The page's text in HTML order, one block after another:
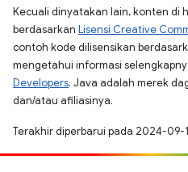
Kecuali dinyatakan lain, konten di
berdasarkan Lisensi Creative
contoh kode dilisensikan
mengetahui informasi
Developers. Java adalah merek
dan/atau afiliasinya.
Terakhir diperbarui pada 2024-09-